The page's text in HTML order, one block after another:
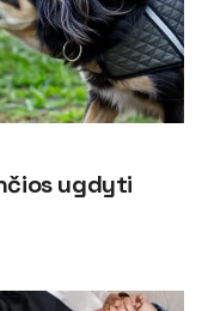
ugdyti